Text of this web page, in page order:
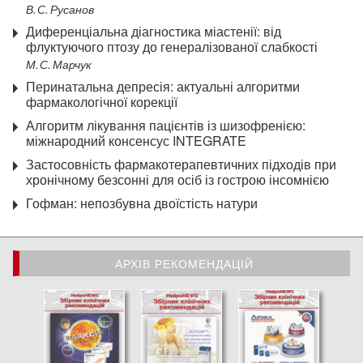
В. С. Русанов
Диференціальна діагностика міастенії: від
флуктуючого птозу до генералізованої слабкості
М. С. Марчук
Перинатальна депресія: актуальні алгоритми
фармакологічної корекції
Алгоритм лікування пацієнтів із шизофренією:
міжнародний консенсус INTEGRATE
Застосовність фармакотерапевтичних підходів при
хронічному безсонні для осіб із гострою інсомнією
Гофман: непозбувна двоїстість натури
АРХІВ РЕКОМЕНДАЦІЙ
АРХІВ РЕКОМЕНДАЦІЙ